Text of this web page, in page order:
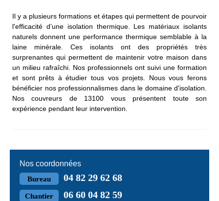
Il y a plusieurs formations et étapes qui permettent de pourvoir
l'efficacité d’une isolation thermique. Les matériaux isolants
naturels donnent une performance thermique semblable à la
laine minérale. Ces isolants ont des propriétés très
surprenantes qui permettent de maintenir votre maison dans
un milieu rafraîchi. Nos professionnels ont suivi une formation
et sont prêts à étudier tous vos projets. Nous vous ferons
bénéficier nos professionnalismes dans le domaine d'isolation.
Nos couvreurs de 13100 vous présentent toute son
expérience pendant leur intervention.
Nos coordonnées
Bureau 04 82 29 62 68
Chantier 06 60 04 82 59